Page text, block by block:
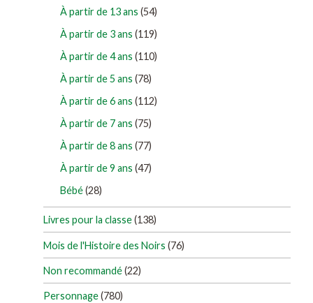
À partir de 13 ans (54)
À partir de 3 ans (119)
À partir de 4 ans (110)
À partir de 5 ans (78)
À partir de 6 ans (112)
À partir de 7 ans (75)
À partir de 8 ans (77)
À partir de 9 ans (47)
Bébé(28)
Livres pour la classe(138)
Mois de l'Histoire des Noirs (76)
Non recommandé(22)
Personnage(780)